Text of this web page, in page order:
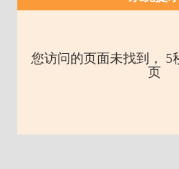
您访问的页面未找到， 5
页